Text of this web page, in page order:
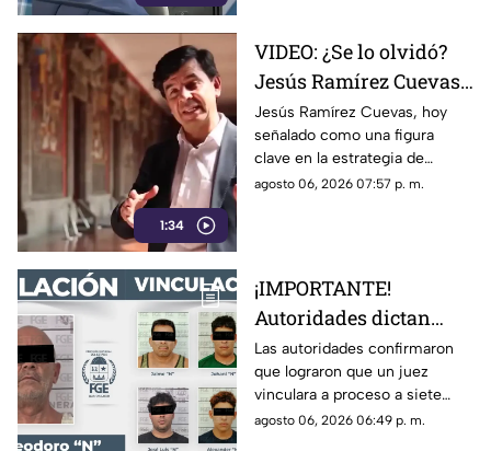
1:34
VIDEO: ¿Se lo olvidó?
Jesús Ramírez Cuevas,
figura clave en la
estrategia de censura
del gobierno, criticaba
la publicidad para
Jesús Ramírez Cuevas, hoy
señalado como una figura
clave en la estrategia de
censura del gobierno, criticaba
agosto 06, 2026 07:57 p. m.
¡IMPORTANTE!
Autoridades dictan
prisión preventiva
para siete personas
relacionadas con
narcoinvernaderos
Las autoridades confirmaron
que lograron que un juez
vinculara a proceso a siete
personas que están
agosto 06, 2026 06:49 p. m.